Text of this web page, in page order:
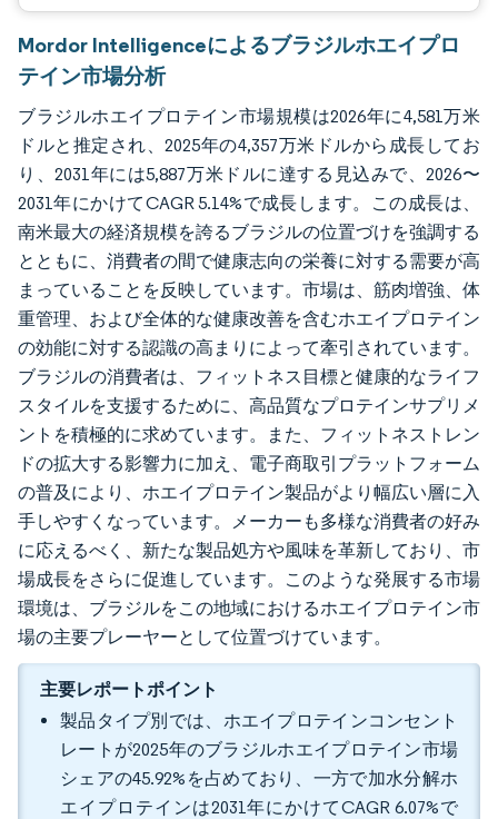
Mordor Intelligenceによるブラジルホエイプロ
テイン市場分析
ブラジルホエイプロテイン市場規模は2026年に4,581万米
ドルと推定され、2025年の4,357万米ドルから成長してお
り、2031年には5,887万米ドルに達する見込みで、2026〜
2031年にかけてCAGR 5.14%で成長します。この成長は、
南米最大の経済規模を誇るブラジルの位置づけを強調する
とともに、消費者の間で健康志向の栄養に対する需要が高
まっていることを反映しています。市場は、筋肉増強、体
重管理、および全体的な健康改善を含むホエイプロテイン
の効能に対する認識の高まりによって牽引されています。
ブラジルの消費者は、フィットネス目標と健康的なライフ
スタイルを支援するために、高品質なプロテインサプリメ
ントを積極的に求めています。また、フィットネストレン
ドの拡大する影響力に加え、電子商取引プラットフォーム
の普及により、ホエイプロテイン製品がより幅広い層に入
手しやすくなっています。メーカーも多様な消費者の好み
に応えるべく、新たな製品処方や風味を革新しており、市
場成長をさらに促進しています。このような発展する市場
環境は、ブラジルをこの地域におけるホエイプロテイン市
場の主要プレーヤーとして位置づけています。
主要レポートポイント
製品タイプ別では、ホエイプロテインコンセント
レートが2025年のブラジルホエイプロテイン市場
シェアの45.92%を占めており、一方で加水分解ホ
エイプロテインは2031年にかけてCAGR 6.07%で